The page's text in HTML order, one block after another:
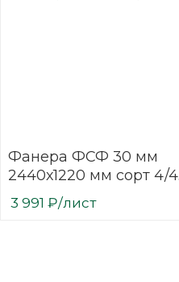
Фанера ФСФ 30 мм
2440х1220 мм сорт 4/4
нешлифованная
березовая
3 991 ₽/лист